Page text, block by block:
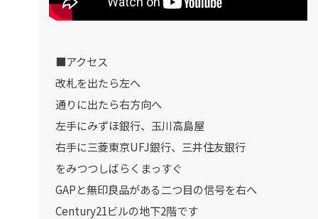
■アクセス
改札を出たら左へ
通りに出たら右方向へ
左手にみずほ銀行、玉川高島屋
右手に三菱東京UFJ銀行、三井住友銀行
をみつつしばらくまっすぐ
GAPと無印良品がある二つ目の信号を右へ
Century21ビルの地下2階です